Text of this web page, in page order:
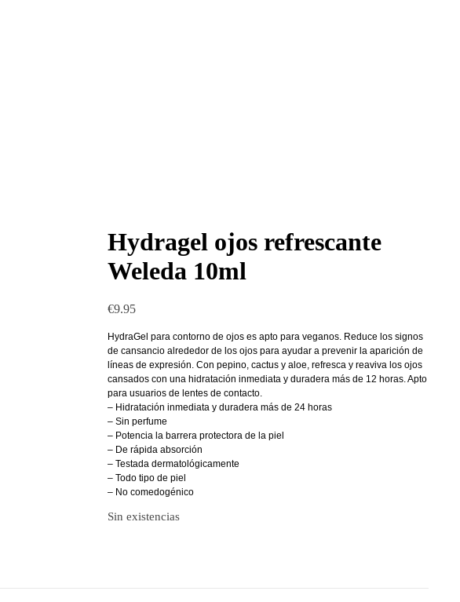
Hydragel ojos refrescante
Weleda 10ml
€9.95
HydraGel para contorno de ojos es apto para veganos. Reduce los signos
de cansancio alrededor de los ojos para ayudar a prevenir la aparición de
líneas de expresión. Con pepino, cactus y aloe, refresca y reaviva los ojos
cansados con una hidratación inmediata y duradera más de 12 horas. Apto
para usuarios de lentes de contacto.
– Hidratación inmediata y duradera más de 24 horas
– Sin perfume
– Potencia la barrera protectora de la piel
– De rápida absorción
– Testada dermatológicamente
– Todo tipo de piel
– No comedogénico
Sin existencias